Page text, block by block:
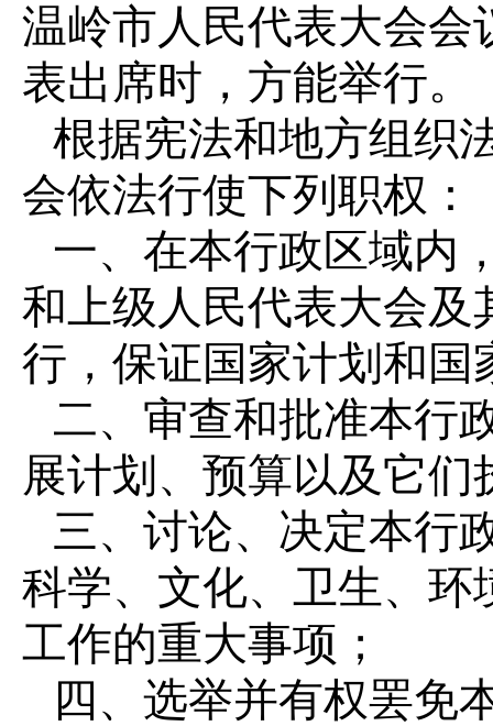
温岭市人民代表大会
表出席时，方能举行。
根据宪法和地方组织
会依法行使下列职权：
一、在本行政区域内
和上级人民代表大会
行，保证国家计划和国
二、审查和批准本行
展计划、预算以及它
三、讨论、决定本行
科学、文化、卫生、
工作的重大事项；
四、选举并有权罢免